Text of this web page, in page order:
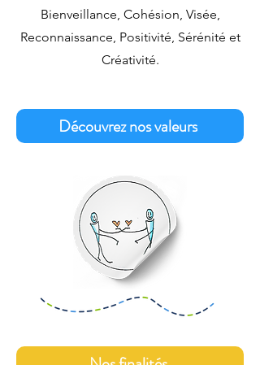
Bienveillance, Cohésion, Visée,
Reconnaissance, Positivité, Sérénité et
Créativité.
Découvrez nos valeurs